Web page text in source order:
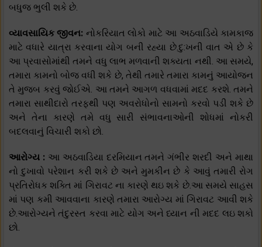
બધુજ ભુલી શકે છે.
વ્યાવસાયિક જીવન: નોકરિયાત લોકો માટે આ અઠવાડિયે કામકાજ
માટે વધારે યાત્રા કરવાના યોગ બની રહ્યા છે.દુ:ખની વાત એ છે કે
આ પ્રવાસોમાંથી તમને વધુ લાભ મળવાની શક્યતા નથી. આ સમયે,
તમારા કામનો બોજ વધી શકે છે, તેથી તમારે તમારા કામનું આયોજન
તે મુજબ કરવું જોઈએ. આ તમને આગળ વધવામાં મદદ કરશે. તમને
તમારા સાથીદારો તરફથી પણ અવરોધોનો સામનો કરવો પડી શકે છે
અને તેના કારણે તમે વધુ સારી સંભાવનાઓની શોધમાં નોકરી
બદલવાનું વિચારી શકો છો.
આરોગ્ય : આ અઠવાડિયા દરમિયાન તમને ગંભીર શરદી અને માથા
નો દુખાવો પરેશાન કરી શકે છે અને મુમકીન છે કે આવું તમારી રોગ
પ્રતિરોધક શક્તિ માં ગિરાવટ ના કારણે થઇ શકે છે.આ સમયે સાહસ
માં પણ કમી આવવાના કારણે તમારા આરોગ્ય માં ગિરાવટ આવી શકે
છે.આરોગ્યને તંદુરસ્ત કરવા માટે યોગ અને ધ્યાન ની મદદ લઇ શકો
છો.